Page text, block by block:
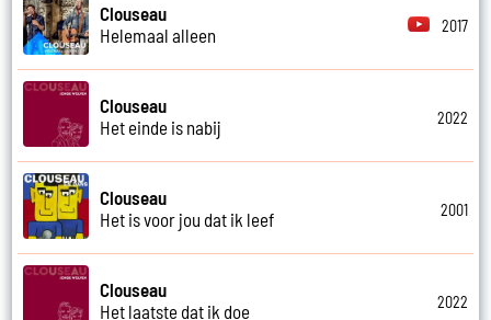
Clouseau
Helemaal alleen
2017
Clouseau
Het einde is nabij
2022
Clouseau
Het is voor jou dat ik leef
2001
Clouseau
Het laatste dat ik doe
2022